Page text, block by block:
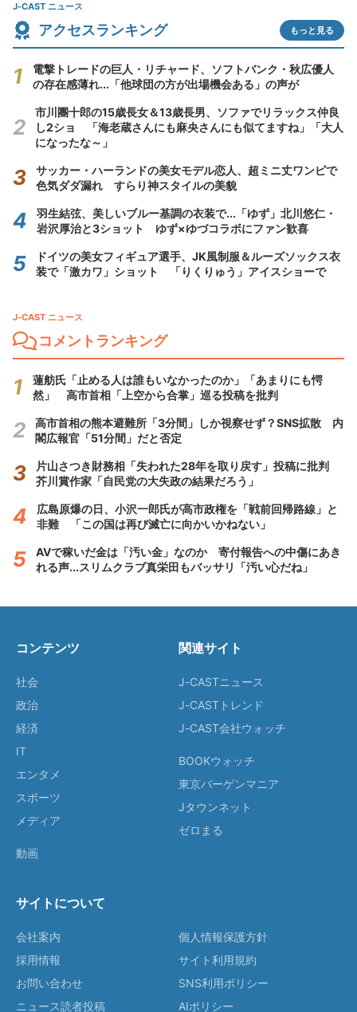
J-CAST ニュース
アクセスランキング もっと見る
電撃トレードの巨人・リチャード、ソフトバンク・秋広優人
の存在感薄れ...「他球団の方が出場機会ある」の声が
市川團十郎の15歳長女＆13歳長男、ソファでリラックス仲良
し2ショ 「海老蔵さんにも麻央さんにも似てますね」「大人
になったな～」
サッカー・ハーランドの美女モデル恋人、超ミニ丈ワンピで
色気ダダ漏れ すらり神スタイルの美貌
羽生結弦、美しいブルー基調の衣装で...「ゆず」北川悠仁・
岩沢厚治と3ショット ゆず×ゆづコラボにファン歓喜
ドイツの美女フィギュア選手、JK風制服＆ルーズソックス衣
装で「激カワ」ショット 「りくりゅう」アイスショーで
J-CAST ニュース
コメントランキング
蓮舫氏「止める人は誰もいなかったのか」「あまりにも愕
然」 高市首相「上空から合掌」巡る投稿を批判
高市首相の熊本避難所「3分間」しか視察せず？SNS拡散 内
閣広報官「51分間」だと否定
片山さつき財務相「失われた28年を取り戻す」投稿に批判
芥川賞作家「自民党の大失政の結果だろう」
広島原爆の日、小沢一郎氏が高市政権を「戦前回帰路線」と
非難 「この国は再び滅亡に向かいかねない」
AVで稼いだ金は「汚い金」なのか 寄付報告への中傷にあき
れる声...スリムクラブ真栄田もバッサリ「汚い心だね」
コンテンツ
社会
政治
経済
IT
エンタメ
スポーツ
メディア
動画
関連サイト
J-CASTニュース
J-CASTトレンド
J-CAST会社ウォッチ
BOOKウォッチ
東京バーゲンマニア
Jタウンネット
ゼロまる
サイトについて
会社案内
採用情報
お問い合わせ
ニュース読者投稿
個人情報保護方針
サイト利用規約
SNS利用ポリシー
AIポリシー